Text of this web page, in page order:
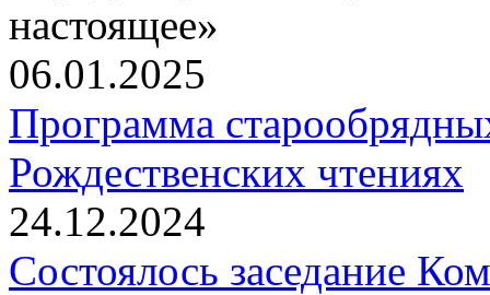
настоящее»
06.01.2025
Программа
Рождественских чтениях
24.12.2024
Состоялось заседание